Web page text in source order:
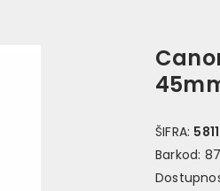
ŠIFRA:
Barkod: